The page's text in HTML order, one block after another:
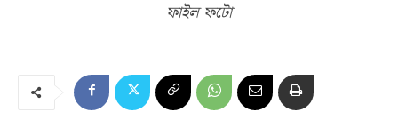
ফাইল ফটো